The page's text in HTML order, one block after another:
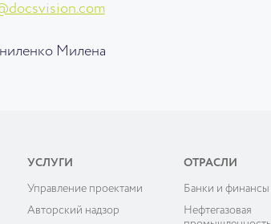
Милена
УСЛУГИ
Управление проектами
Авторский надзор
ОТРАСЛИ
Банки и финансы
Нефтегазовая